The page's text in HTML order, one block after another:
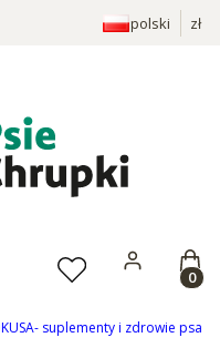
polski zł
suplementy i zdrowie psa